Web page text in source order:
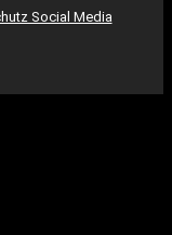
Social Media